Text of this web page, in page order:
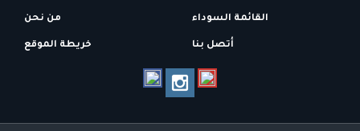
من نحن القائمة السوداء
خريطة الموقع أتصل بنا